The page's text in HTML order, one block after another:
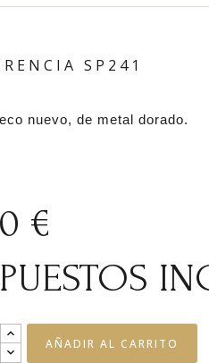
SP241
nuevo, de metal dorado.
€
AÑADIR AL CARRITO